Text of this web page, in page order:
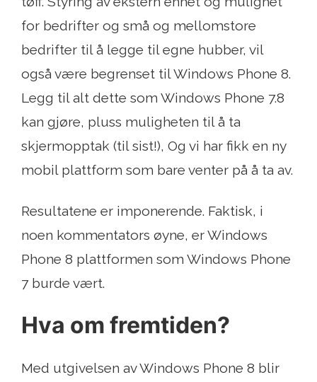
for bedrifter og små og mellomstore
bedrifter til å legge til egne hubber, vil
også være begrenset til Windows Phone 8.
Legg til alt dette som Windows Phone 7.8
kan gjøre, pluss muligheten til å ta
skjermopptak (til sist!), Og vi har fikk en ny
mobil plattform som bare venter på å ta av.
Resultatene er imponerende. Faktisk, i
noen kommentators øyne, er Windows
Phone 8 plattformen som Windows Phone
7 burde vært.
Hva om fremtiden?
Med utgivelsen av Windows Phone 8 blir